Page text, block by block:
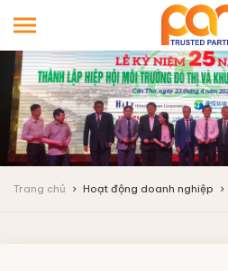
Trang chủ Hoạt động doanh nghiệp